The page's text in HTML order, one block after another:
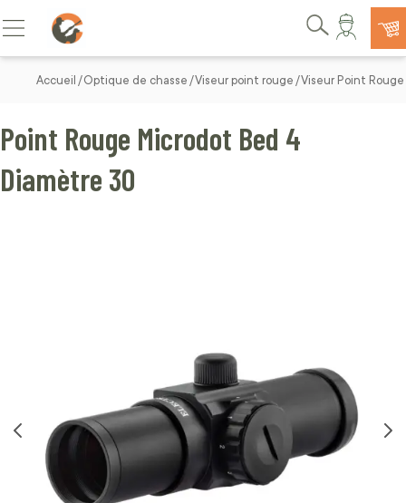
Allez au contenu
Basculer la navigation
Rechercher
Accueil Optique de chasse Viseur point rouge Viseur Point
Point Rouge Microdot Bed 4
Diamètre 30